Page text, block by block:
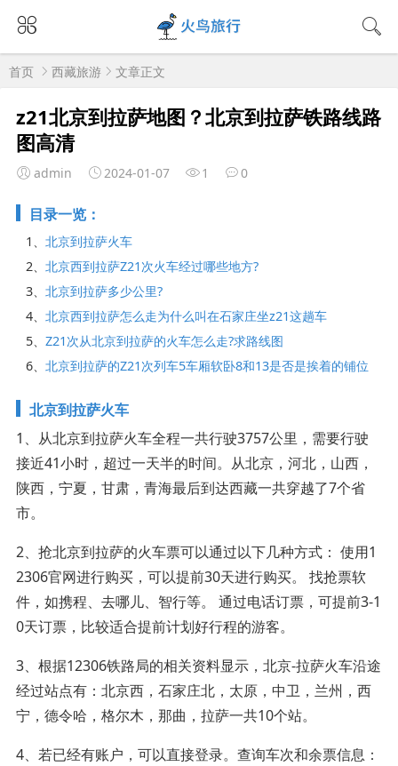
首页 西藏旅游 文章正文
z21北京到拉萨地图？北京到拉萨铁路线路
图高清
admin 2024-01-07 1 0
目录一览：
1、北京到拉萨火车
2、北京西到拉萨Z21次火车经过哪些地方?
3、北京到拉萨多少公里?
4、北京西到拉萨怎么走为什么叫在石家庄坐z21这趟车
5、Z21次从北京到拉萨的火车怎么走?求路线图
6、北京到拉萨的Z21次列车5车厢软卧8和13是否是挨着的铺位
北京到拉萨火车
1、从北京到拉萨火车全程一共行驶3757公里，需要行驶
接近41小时，超过一天半的时间。从北京，河北，山西，
陕西，宁夏，甘肃，青海最后到达西藏一共穿越了7个省
市。
2、抢北京到拉萨的火车票可以通过以下几种方式： 使用1
2306官网进行购买，可以提前30天进行购买。 找抢票软
件，如携程、去哪儿、智行等。 通过电话订票，可提前3-1
0天订票，比较适合提前计划好行程的游客。
3、根据12306铁路局的相关资料显示，北京-拉萨火车沿途
经过站点有：北京西，石家庄北，太原，中卫，兰州，西
宁，德令哈，格尔木，那曲，拉萨一共10个站。
4、若已经有账户，可以直接登录。查询车次和余票信息：